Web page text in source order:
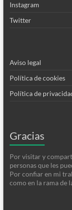
Instagram
Twitter
Aviso legal
Política de cookies
Política de
Gracias
Por visitar y
personas que les
Por confiar en mi
como en la rama de